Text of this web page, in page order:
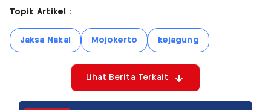
Topik Artikel :
Jaksa Nakal Mojokerto kejagung
Lihat Berita Terkait